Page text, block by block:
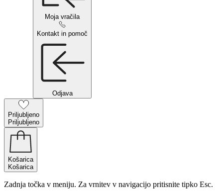
Moja vračila
Kontakt in pomoč
Odjava
Priljubljeno
Priljubljeno
Košarica
Košarica
Zadnja točka v meniju. Za vrnitev v navigacijo pritisnite tipko Esc.